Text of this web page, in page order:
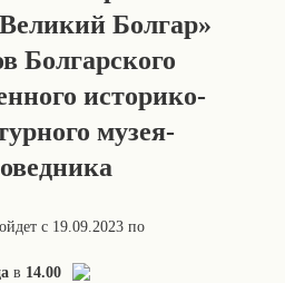
Болгар»
Болгарского
историко-
музея-
с 19.09.2023 по
в 14.00